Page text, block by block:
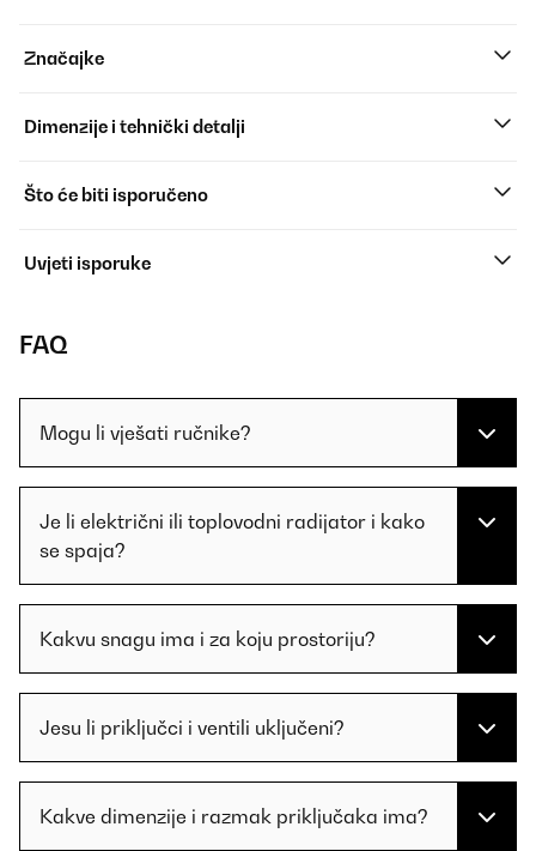
Značajke
Dimenzije i tehnički detalji
Što će biti isporučeno
Uvjeti isporuke
FAQ
Mogu li vješati ručnike?
Je li električni ili toplovodni radijator i kako
se spaja?
Kakvu snagu ima i za koju prostoriju?
Jesu li priključci i ventili uključeni?
Kakve dimenzije i razmak priključaka ima?